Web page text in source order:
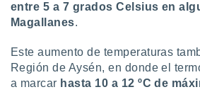
entre 5 a 7 grados Celsius en
Magallanes.
Este aumento de temperaturas
Región de Aysén, en donde el
a marcar hasta 10 a 12 ºC de